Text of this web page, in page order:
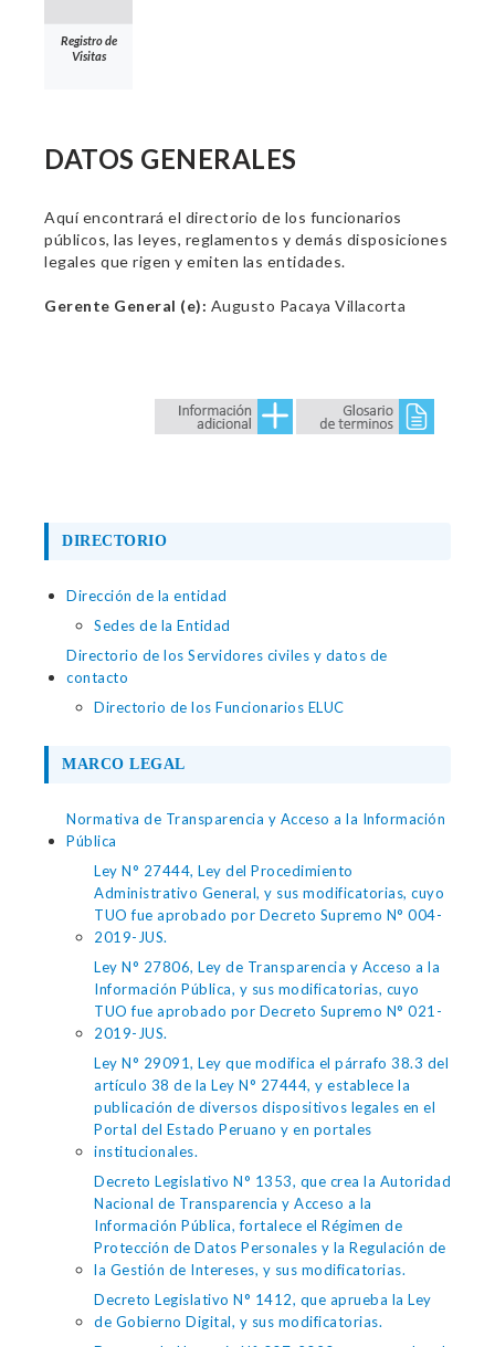
Registro de
Visitas
DATOS GENERALES
Aquí encontrará el directorio de los funcionarios
públicos, las leyes, reglamentos y demás disposiciones
legales que rigen y emiten las entidades.
Gerente General (e): Augusto Pacaya Villacorta
DIRECTORIO
Dirección de la entidad
Sedes de la Entidad
Directorio de los Servidores civiles y datos de
contacto
Directorio de los Funcionarios ELUC
MARCO LEGAL
Normativa de Transparencia y Acceso a la Información
Pública
Ley N° 27444, Ley del Procedimiento
Administrativo General, y sus modificatorias, cuyo
TUO fue aprobado por Decreto Supremo N° 004-
2019-JUS.
Ley N° 27806, Ley de Transparencia y Acceso a la
Información Pública, y sus modificatorias, cuyo
TUO fue aprobado por Decreto Supremo N° 021-
2019-JUS.
Ley N° 29091, Ley que modifica el párrafo 38.3 del
artículo 38 de la Ley N° 27444, y establece la
publicación de diversos dispositivos legales en el
Portal del Estado Peruano y en portales
institucionales.
Decreto Legislativo N° 1353, que crea la Autoridad
Nacional de Transparencia y Acceso a la
Información Pública, fortalece el Régimen de
Protección de Datos Personales y la Regulación de
la Gestión de Intereses, y sus modificatorias.
Decreto Legislativo N° 1412, que aprueba la Ley
de Gobierno Digital, y sus modificatorias.